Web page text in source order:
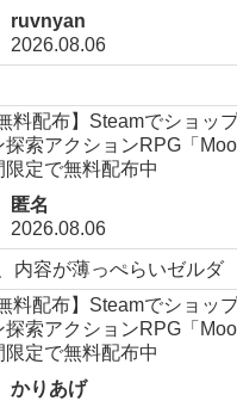
ruvnyan
2026.08.06
無料配布】Steamでショッ
探索アクションRPG「
限定で無料配布中
匿名
2026.08.06
内容が薄っぺらいゼルダ
無料配布】Steamでショッ
探索アクションRPG「
限定で無料配布中
かりあげ